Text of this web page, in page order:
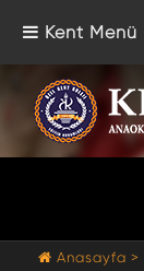
Kent Menü
Anasayfa >